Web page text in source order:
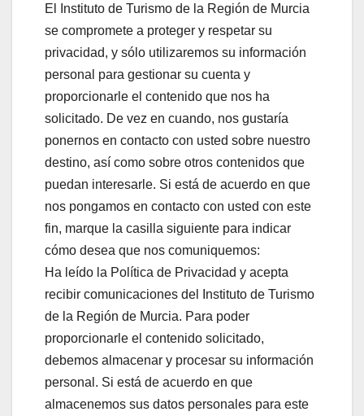
El Instituto de Turismo de la Región de Murcia
se compromete a proteger y respetar su
privacidad, y sólo utilizaremos su información
personal para gestionar su cuenta y
proporcionarle el contenido que nos ha
solicitado. De vez en cuando, nos gustaría
ponernos en contacto con usted sobre nuestro
destino, así como sobre otros contenidos que
puedan interesarle. Si está de acuerdo en que
nos pongamos en contacto con usted con este
fin, marque la casilla siguiente para indicar
cómo desea que nos comuniquemos:
Ha leído la Política de Privacidad y acepta
recibir comunicaciones del Instituto de Turismo
de la Región de Murcia. Para poder
proporcionarle el contenido solicitado,
debemos almacenar y procesar su información
personal. Si está de acuerdo en que
almacenemos sus datos personales para este